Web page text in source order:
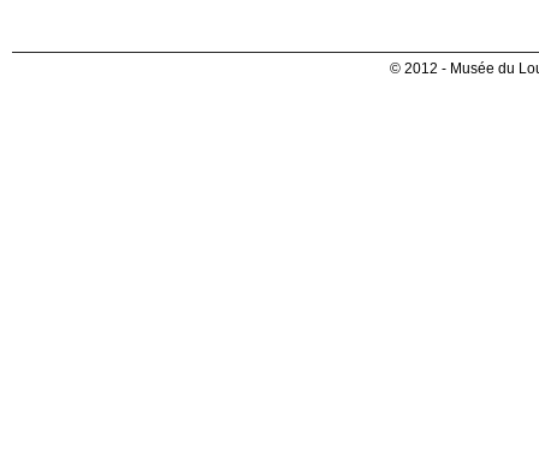
© 2012 - Musée du